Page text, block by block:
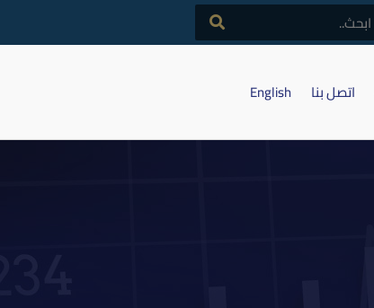
اتصل بنا English